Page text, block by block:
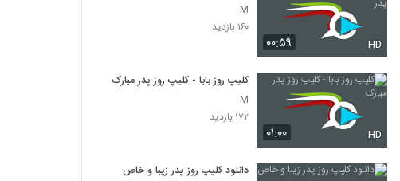
۰۰:۵۹ HD
M
۱۶۰ بازدید
۰۱:۰۰ HD
کلیپ روز بابا - کلیپ روز پدر مبارک
M
۱۷۲ بازدید
دانلود کلیپ روز پدر زیبا و خاص